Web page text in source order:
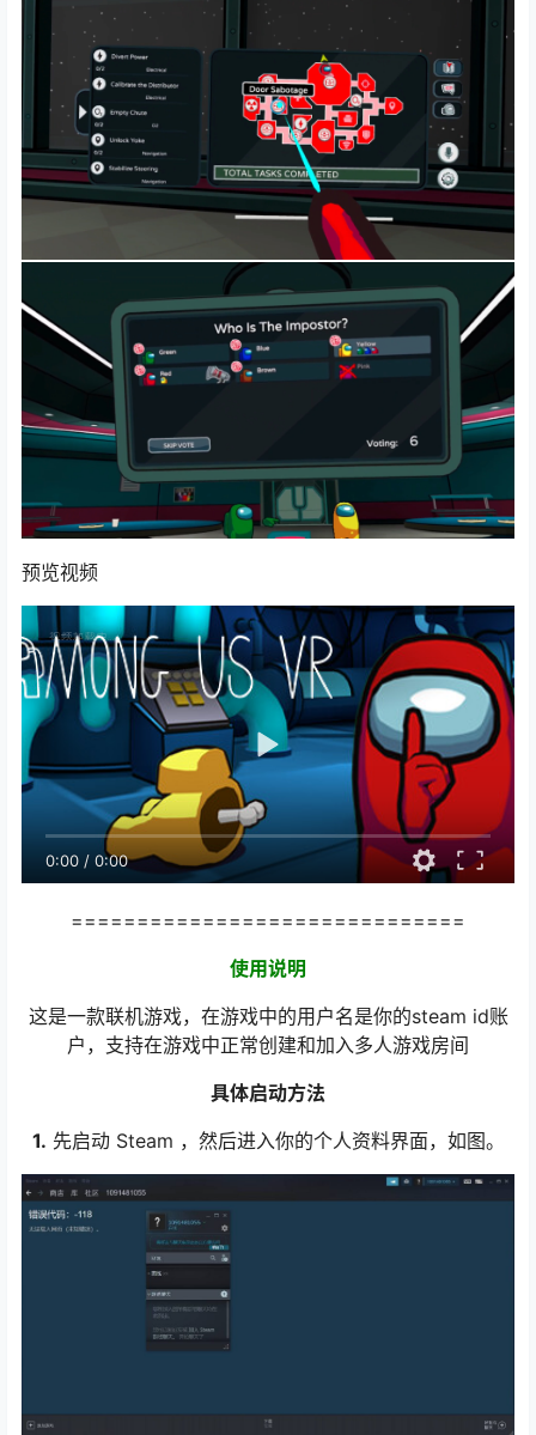
预览视频
0:00 / 0:00
==============================
使用说明
这是一款联机游戏，在游戏中的用户名是你的steam id账
户，支持在游戏中正常创建和加入多人游戏房间
具体启动方法
1. 先启动 Steam ，然后进入你的个人资料界面，如图。